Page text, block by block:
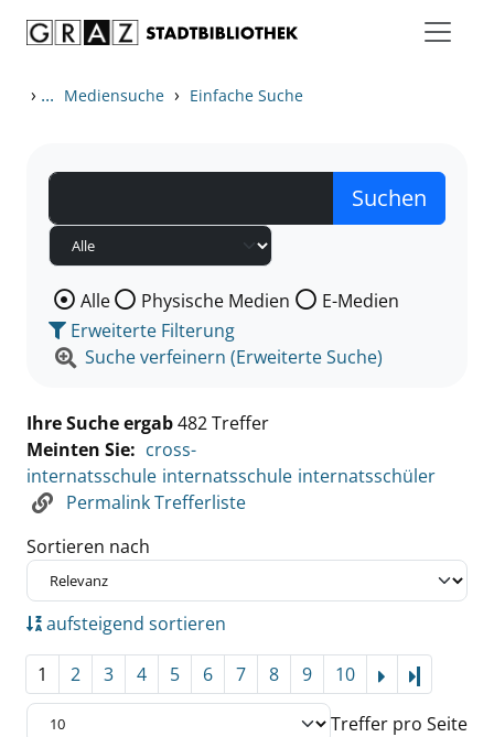
› ... Mediensuche › Einfache Suche
Wählen Sie die Medienart nach der Sie suchen wollen.
Alle Physische Medien
E-Medien
Erweiterte Filterung
Suche verfeinern (Erweiterte Suche)
Ihre Suche ergab482 Treffer
Meinten Sie: cross-
internatsschule internatsschule internatsschüler
Permalink Trefferliste
Sortieren nach
aufsteigend sortieren
1 2 3 4 5 6 7 8 9 10
Treffer pro Seite